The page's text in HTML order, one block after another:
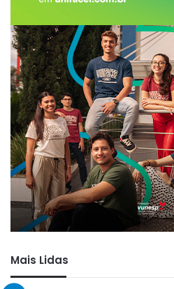
Mais Lidas